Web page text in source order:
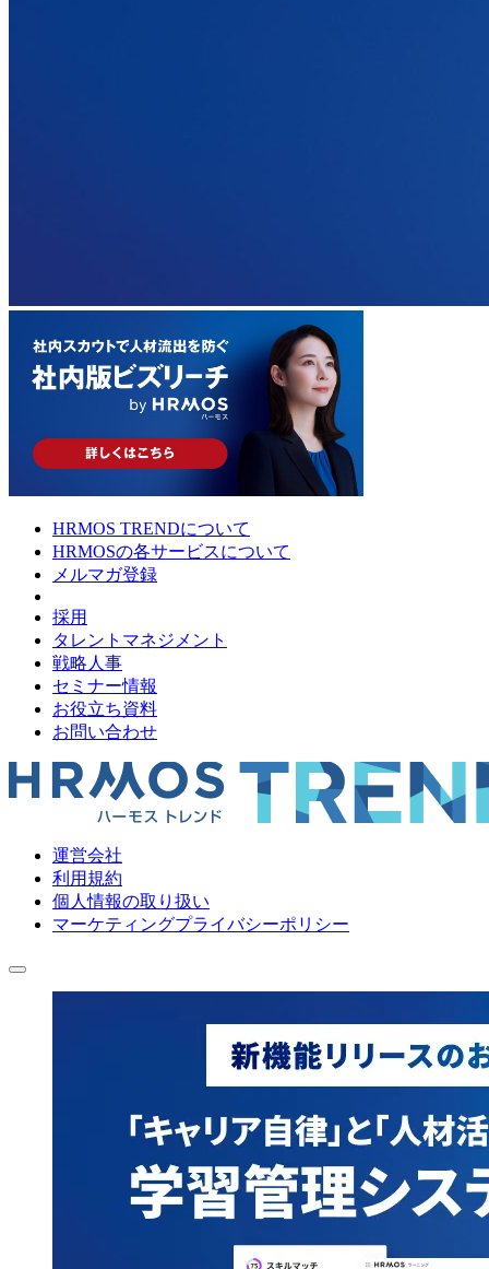
HRMOS TRENDについて
HRMOSの各サービスについて
メルマガ登録
採用
タレントマネジメント
戦略人事
セミナー情報
お役立ち資料
お問い合わせ
運営会社
利用規約
個人情報の取り扱い
マーケティングプライバシーポリシー